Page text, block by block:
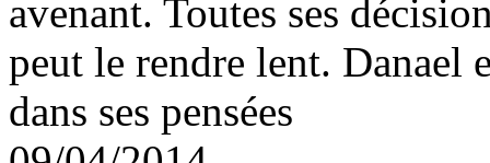
avenant. Toutes ses
peut le rendre lent. Danael
dans ses pensées